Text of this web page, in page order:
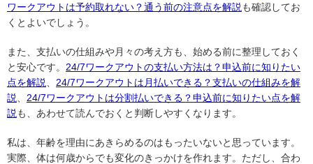
ワークアウトは予約取れない？通う前の注意点を解説 も確認してお
くとよいでしょう。
また、支払いの仕組みや月々の考え方も、始める前に整理しておく
と安心です。 24/7ワークアウトの支払い方法は？申込前に知りたい
点を解説
24/7ワークアウトは月払いできる？支払いの仕組みを解
説
24/7ワークアウトは分割払いできる？申込前に知りたい点を解
説 も、あわせて読んでおくと判断しやすくなります。
私は、年齢を理由にあきらめるのはもったいないと思っています。
実際、体は何歳からでも変化のきっかけを作れます。ただし、合わ